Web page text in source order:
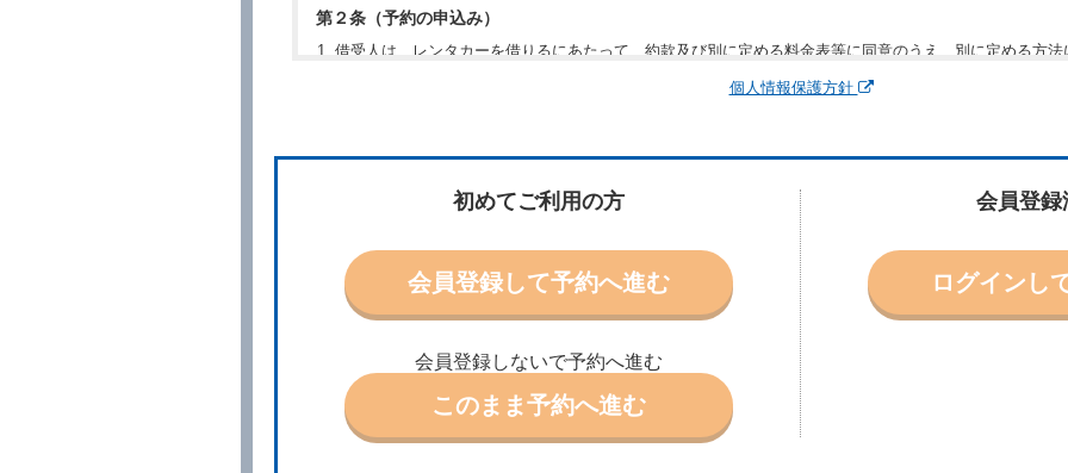
第２条（予約の申込み）
借受人は、レンタカーを借りるにあたって、約款及び別に定める料金表等に同意のうえ、別に定める方
予約の申込みを行うことができます。なお、当社は、電話連絡並びに電子メールによる予約に応じますが
場合、借受人は、当社が特に認める場合を除き、別に定める予約申込金を支払うものとします。
第３条（予約の変更）
借受人は、前条第１項の借受条件を変更しようとするときは、あらかじめ当社の承諾を受けなければなら
第４条（予約の取消し等）
借受人は、別に定める方法により予約を取り消すことができます。
借受人が、借受人の都合により予約した借受開始時刻を１時間以上経過してもレンタカー貸渡契約（以下
結手続きに着手しなかったときは、予約が取り消されたものとします。
前２項の場合、借受人は、別に定めるところにより予約取消手数料を当社に支払うものとし、当社は、こ
ったときは、受領済の予約申込金を借受人に返還するものとします。
当社の都合により、予約が取り消されたとき、又は貸渡契約が締結されなかったときは、当社は受領済の
ます。
個人情報保護方針
初めてご利用の方
会員登録して予約へ進む
会員登録しないで予約へ進む
このまま予約へ進む
会員登
ログインし